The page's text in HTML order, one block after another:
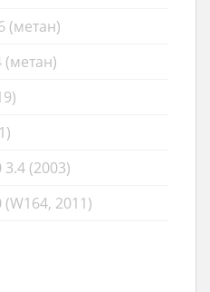
(метан)
(метан)
(2003)
2011)